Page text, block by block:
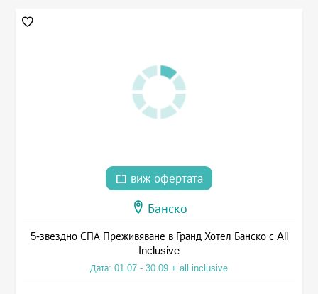
виж офертата
Банско
5-звездно СПА Преживяване в Гранд Хотел Банско с All
Inclusive
Дата: 01.07 - 30.09 + all inclusive